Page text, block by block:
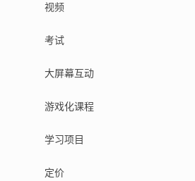
视频
考试
大屏幕互动
游戏化课程
学习项目
定价